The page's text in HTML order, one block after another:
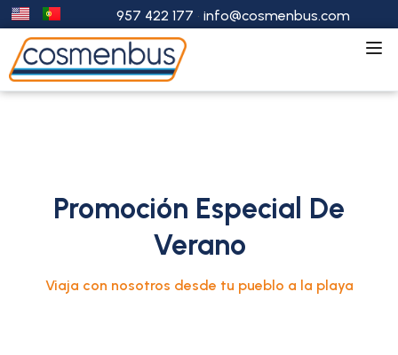
957 422 177 ·info@cosmenbus.com
Promoción Especial De
Verano
Viaja con nosotros desde tu pueblo a la playa